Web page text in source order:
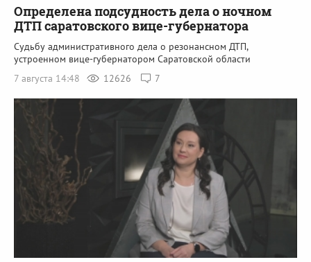
Определена подсудность дела о ночном
ДТП саратовского вице-губернатора
Судьбу административного дела о резонансном ДТП,
устроенном вице-губернатором Саратовской области
7 августа 14:48
12626 7